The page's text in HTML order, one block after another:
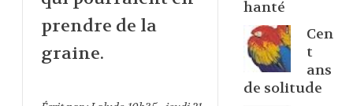
prendre de la
graine.
hanté
Cen
t
ans
de solitude